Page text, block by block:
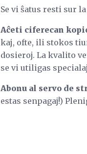
Se vi ŝatus resti sur
Aĉeti ciferecan
kaj, ofte, ili stokos
dosieroj. La kvalito
se vi utiligas
Abonu al servo de
estas senpagaj!)